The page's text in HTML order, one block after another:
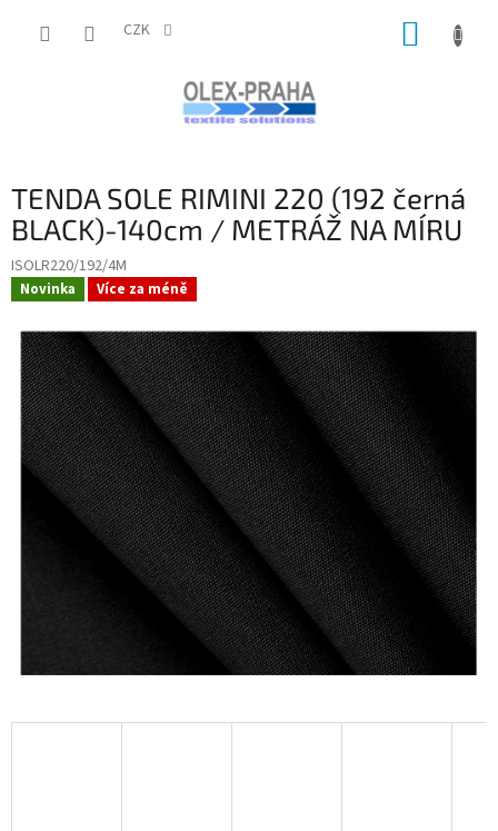
CZK
TENDA SOLE RIMINI 220 (192 černá
BLACK)-140cm / METRÁŽ NA MÍRU
ISOLR220/192/4M
Novinka Více za méně